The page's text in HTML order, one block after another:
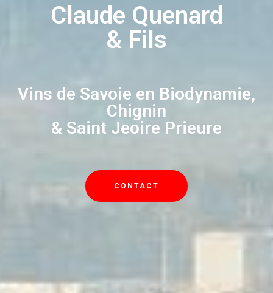
Claude Quenard
& Fils
Vins de Savoie en Biodynamie,
Chignin
& Saint Jeoire Prieure
CONTACT